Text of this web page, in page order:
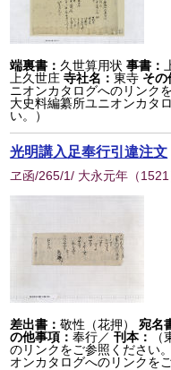
端裏書： 久世算用状 事書：
上久世庄 寺社名：東寺 その
ニオンカタログへのリンク
大史料編纂所ユニオンカタ
い。）
光明講入足奉行引違注文
ヱ函/265/1/ 大永元年 （1521
差出書：敬性（花押） 宛名
の他事項：奉行／刊本：
のリンクをご参照ください。
オンカタログへのリンクを